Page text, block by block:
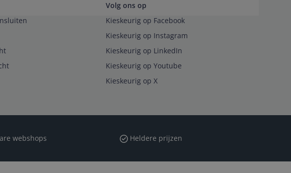
Volg ons op
Kieskeurig op Facebook
Kieskeurig op Instagram
Kieskeurig op LinkedIn
Kieskeurig op Youtube
Kieskeurig op X
webshops Heldere prijzen